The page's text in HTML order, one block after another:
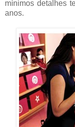
mínimos detalhes
anos.